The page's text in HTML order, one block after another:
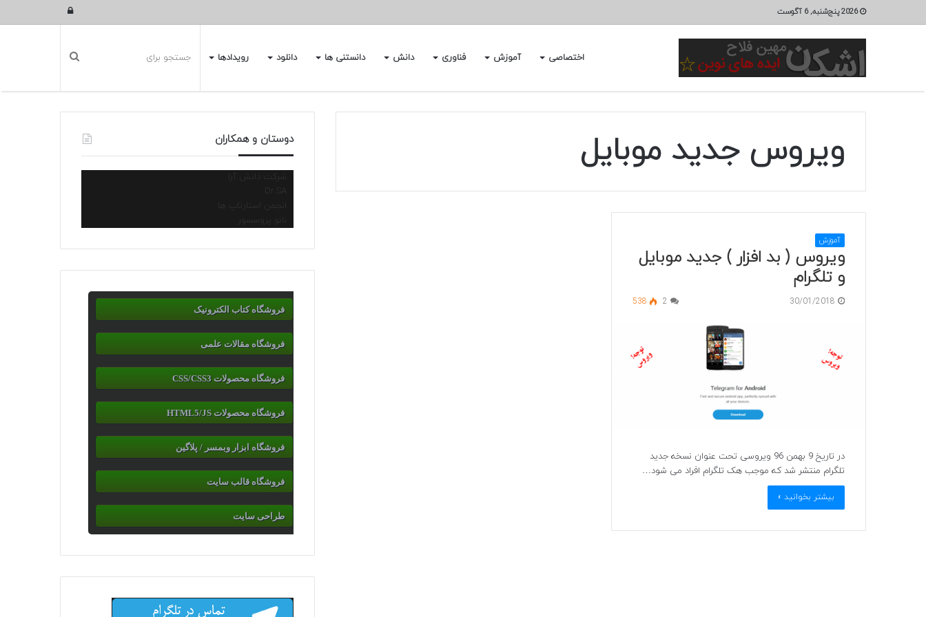
2026 پنج‌شنبه, 6 آگوست ورود
اختصاصی آموزش فناوری دانش دانستنی ها دانلود رویدادها
ویروس جدید موبایل
آموزش
ویروس ( بد افزار ) جدید موبایل
و تلگرام
30/01/2018
2
538
در تاریخ 9 بهمن 96 ویروسی تحت عنوان نسخه جدید
تلگرام منتشر شد که موجب هک تلگرام افراد می شود…
بیشتر بخوانید »
دوستان و همکاران
شرکت دانش آرا
انجمن استارتاپ ها
نانو پروسسور
فروشگاه کتاب الکترونیک
فروشگاه مقالات علمی
فروشگاه محصولات CSS/CSS3
فروشگاه محصولات HTML5/JS
فروشگاه ابزار وبمسر / پلاگین
فروشگاه قالب سایت
طراحی سایت